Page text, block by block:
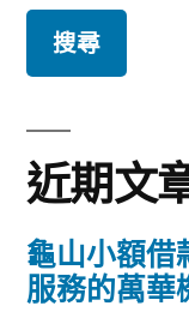
鍵
字:
近期文
龜山小額借
服務的萬華